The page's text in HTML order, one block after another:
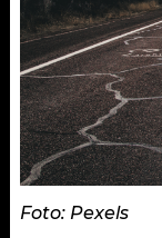
Foto: Pexels